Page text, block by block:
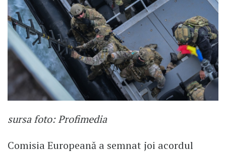
sursa foto: Profimedia
Comisia Europeană a semnat joi acordul